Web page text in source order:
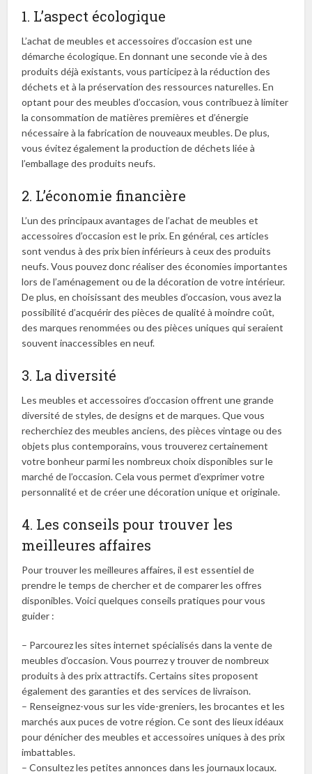
1. L’aspect écologique
L’achat de meubles et accessoires d’occasion est une
démarche écologique. En donnant une seconde vie à des
produits déjà existants, vous participez à la réduction des
déchets et à la préservation des ressources naturelles. En
optant pour des meubles d’occasion, vous contribuez à limiter
la consommation de matières premières et d’énergie
nécessaire à la fabrication de nouveaux meubles. De plus,
vous évitez également la production de déchets liée à
l’emballage des produits neufs.
2. L’économie financière
L’un des principaux avantages de l’achat de meubles et
accessoires d’occasion est le prix. En général, ces articles
sont vendus à des prix bien inférieurs à ceux des produits
neufs. Vous pouvez donc réaliser des économies importantes
lors de l’aménagement ou de la décoration de votre intérieur.
De plus, en choisissant des meubles d’occasion, vous avez la
possibilité d’acquérir des pièces de qualité à moindre coût,
des marques renommées ou des pièces uniques qui seraient
souvent inaccessibles en neuf.
3. La diversité
Les meubles et accessoires d’occasion offrent une grande
diversité de styles, de designs et de marques. Que vous
recherchiez des meubles anciens, des pièces vintage ou des
objets plus contemporains, vous trouverez certainement
votre bonheur parmi les nombreux choix disponibles sur le
marché de l’occasion. Cela vous permet d’exprimer votre
personnalité et de créer une décoration unique et originale.
4. Les conseils pour trouver les
meilleures affaires
Pour trouver les meilleures affaires, il est essentiel de
prendre le temps de chercher et de comparer les offres
disponibles. Voici quelques conseils pratiques pour vous
guider :
– Parcourez les sites internet spécialisés dans la vente de
meubles d’occasion. Vous pourrez y trouver de nombreux
produits à des prix attractifs. Certains sites proposent
également des garanties et des services de livraison.
– Renseignez-vous sur les vide-greniers, les brocantes et les
marchés aux puces de votre région. Ce sont des lieux idéaux
pour dénicher des meubles et accessoires uniques à des prix
imbattables.
– Consultez les petites annonces dans les journaux locaux.